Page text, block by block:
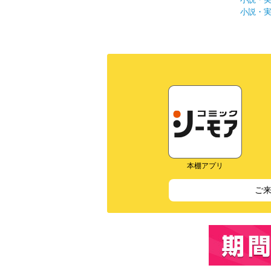
小説・
本棚アプリ
ご